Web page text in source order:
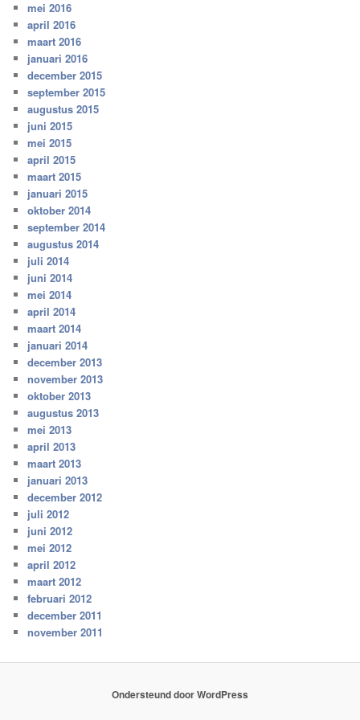
mei 2016
april 2016
maart 2016
januari 2016
december 2015
september 2015
augustus 2015
juni 2015
mei 2015
april 2015
maart 2015
januari 2015
oktober 2014
september 2014
augustus 2014
juli 2014
juni 2014
mei 2014
april 2014
maart 2014
januari 2014
december 2013
november 2013
oktober 2013
augustus 2013
mei 2013
april 2013
maart 2013
januari 2013
december 2012
juli 2012
juni 2012
mei 2012
april 2012
maart 2012
februari 2012
december 2011
november 2011
Ondersteund door WordPress